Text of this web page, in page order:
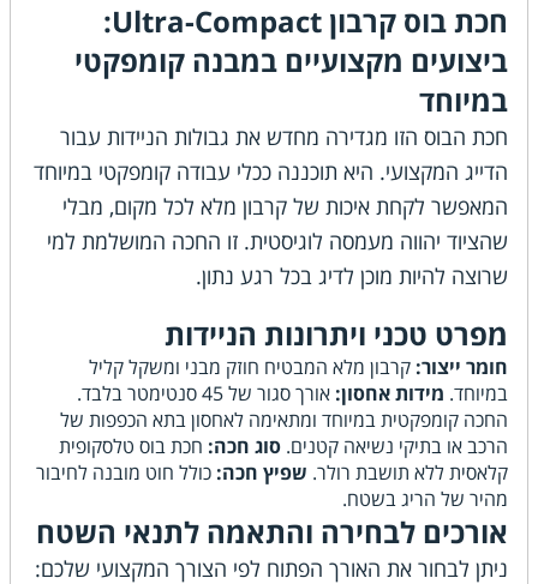
חכת בוס קרבון Ultra-Compact:
ביצועים מקצועיים במבנה קומפקטי
במיוחד
חכת הבוס הזו מגדירה מחדש את גבולות הניידות עבור
הדייג המקצועי. היא תוכננה ככלי עבודה קומפקטי במיוחד
המאפשר לקחת איכות של קרבון מלא לכל מקום, מבלי
שהציוד יהווה מעמסה לוגיסטית. זו החכה המושלמת למי
שרוצה להיות מוכן לדיג בכל רגע נתון.
מפרט טכני ויתרונות הניידות
חומר ייצור: קרבון מלא המבטיח חוזק מבני ומשקל קליל
במיוחד. מידות אחסון:
אורך סגור של 45 סנטימטר בלבד.
החכה קומפקטית במיוחד ומתאימה לאחסון בתא הכפפות של
הרכב או בתיקי נשיאה קטנים. סוג חכה: חכת בוס טלסקופית
קלאסית ללא תושבת רולר. שפיץ חכה: כולל חוט מובנה לחיבור
מהיר של הריג בשטח.
אורכים לבחירה והתאמה לתנאי השטח
ניתן לבחור את האורך הפתוח לפי הצורך המקצועי שלכם: